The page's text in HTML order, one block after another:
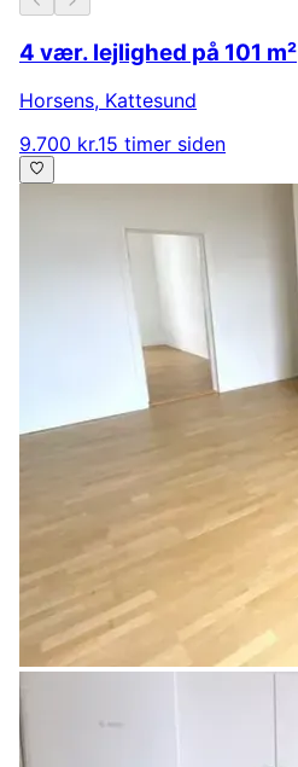
4 vær. lejlighed på 101 m²
Horsens, Kattesund
9.700 kr.15 timer siden